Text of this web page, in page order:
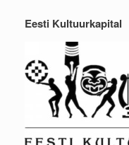
Eesti Kultuurkapital